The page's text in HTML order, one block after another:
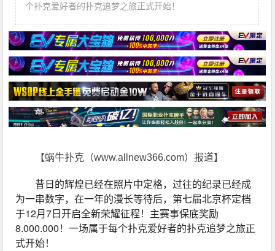
个扑克爱好者的扑克追梦之旅正式开始！
【蜗牛扑克（www.allnew366.com）报道】
昔日的辉煌已经在照片中定格，过往的纪录已经成
为一串数字，在一年的漫长等待后，第七届北京杯定档
于12月7日开启全新荣耀征程！主赛事保底奖励
8.000.000！一场属于每个扑克爱好者的扑克追梦之旅正
式开始！